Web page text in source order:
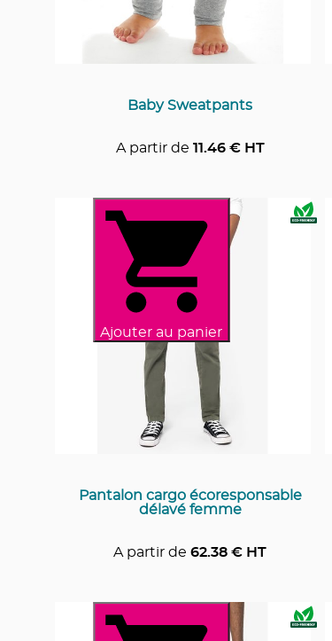
Baby Sweatpants
A partir de 11.46€ HT
Ajouter au panier
Pantalon cargo écoresponsable
délavé femme
A partir de 62.38 € HT